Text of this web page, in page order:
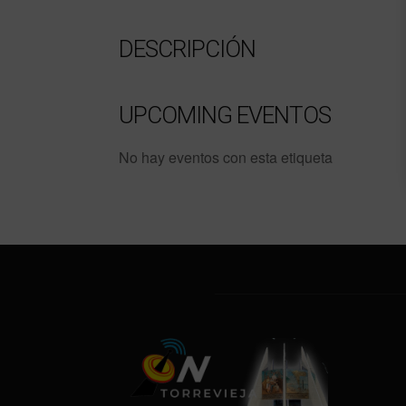
DESCRIPCIÓN
UPCOMING EVENTOS
No hay eventos con esta etiqueta